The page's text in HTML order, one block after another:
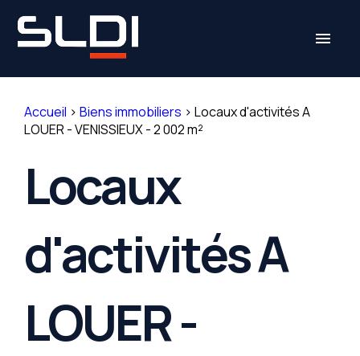
menu
Accueil > Biens immobiliers > Locaux d'activités A
LOUER - VENISSIEUX - 2 002 m²
Locaux
d'activités A
LOUER -